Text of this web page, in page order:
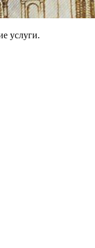
услуги.